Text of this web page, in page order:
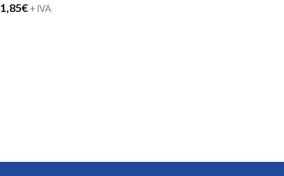
1,85€+ IVA